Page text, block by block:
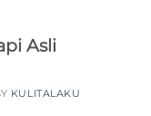
Asli
KULITALAKU